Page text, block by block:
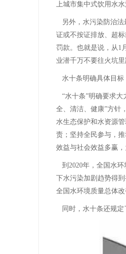
上城市集中式饮用水
另外，水污染防治
证或不按证排放、超
罚款。也就是说，从1
业潜千万不要往火坑
水十条明确具体目标
“水十条”明确要求
全、清洁、健康”方针
水生态保护和水资源
责；坚持全民参与，
效益与社会效益多赢
到2020年，全国水
下水污染加剧趋势得
全国水环境质量总体
同时，水十条还规